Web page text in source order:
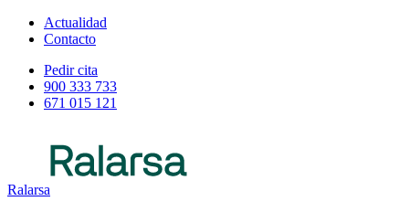
Actualidad
Contacto
Pedir cita
900 333 733
671 015 121
Ralarsa